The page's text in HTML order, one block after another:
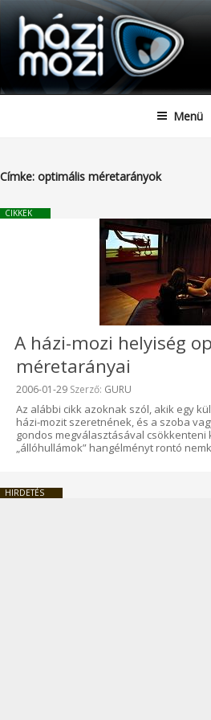
Tartalomhoz
HAZIMOZI
Menü
Címke: optimális méretarányok
CIKKEK
A házi-mozi helyiség
méretarányai
Beküldve:
2006-01-29 Szerző: GURU
Az alábbi cikk azoknak szól, akik egy
házi-mozit szeretnének, és a szoba
gondos megválasztásával
„állóhullámok” hangélményt rontó
HIRDETÉS